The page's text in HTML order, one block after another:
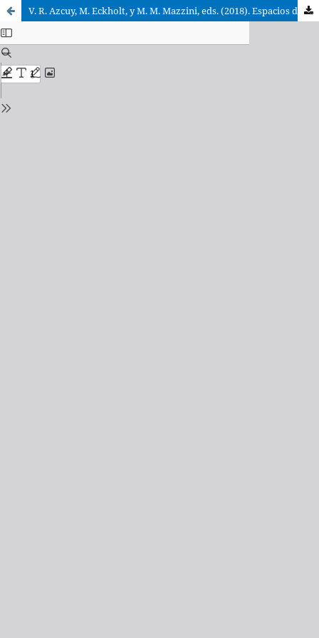
V. R. Azcuy, M. Eckholt, y M. M. Mazzini, eds. (2018). Espacios de Paz